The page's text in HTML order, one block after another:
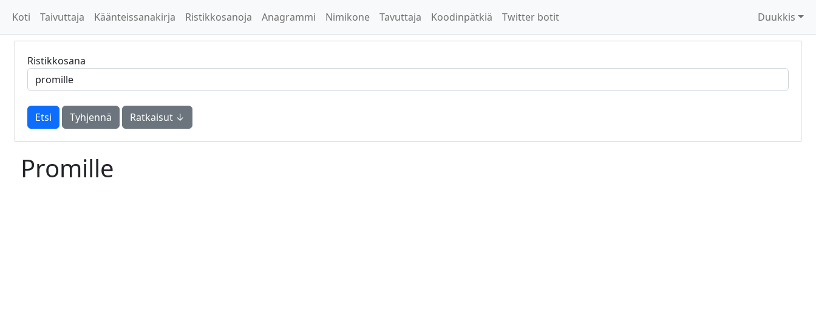
Koti Taivuttaja Käänteissanakirja Ristikkosanoja Anagrammi Nimikone Tavuttaja Koodinpätkiä Twitter botit Duukkis
Ristikkosana
Tyhjennä Ratkaisut ↓
Promille